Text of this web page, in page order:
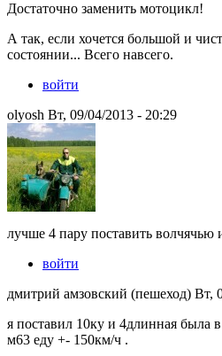
Достаточно заменить мотоцикл!
А так, если хочется большой и
состоянии... Всего навсего.
войти
olyosh Вт, 09/04/2013 - 20:29
лучше 4 пару поставить волчячью
войти
дмитрий амзовский (пешеход) Вт,
я поставил 10ку и 4длинная была
м63 еду +- 150км/ч .